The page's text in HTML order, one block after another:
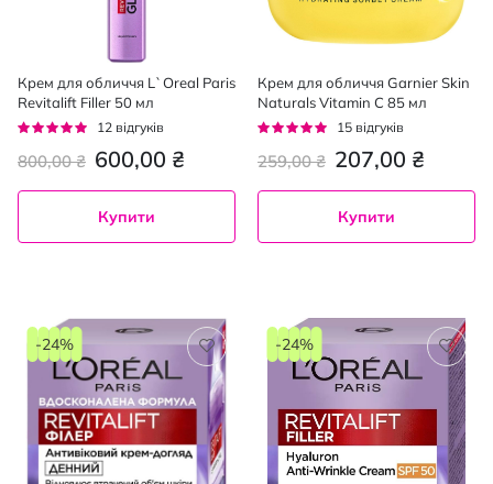
Крем для обличчя L`Oreal Paris
Revitalift Filler 50 мл
Рейтинг:
12 відгуків
600,00 ₴
800,00 ₴
Купити
Крем для обличчя Garnier Skin
Naturals Vitamin C 85 мл
Рейтинг:
15 відгуків
207,00 ₴
259,00 ₴
Купити
-24% -24%